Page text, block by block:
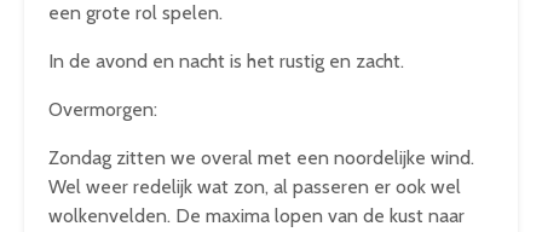
een grote rol spelen.
In de avond en nacht is het rustig en zacht.
Overmorgen:
Zondag zitten we overal met een noordelijke wind.
Wel weer redelijk wat zon, al passeren er ook wel
wolkenvelden. De maxima lopen van de kust naar